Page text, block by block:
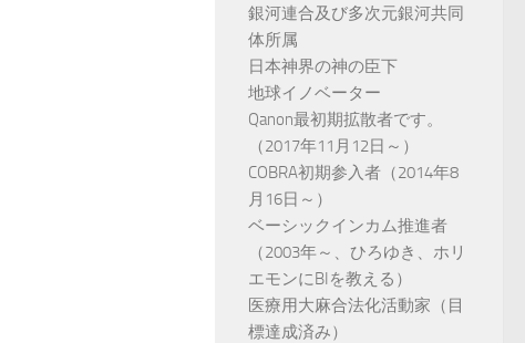
銀河連合及び多次元銀河共同
体所属
日本神界の神の臣下
地球イノベーター
Qanon最初期拡散者です。
（2017年11月12日～）
COBRA初期参入者（2014年8
月16日～）
ベーシックインカム推進者
（2003年～、ひろゆき、ホリ
エモンにBIを教える）
医療用大麻合法化活動家（目
標達成済み）